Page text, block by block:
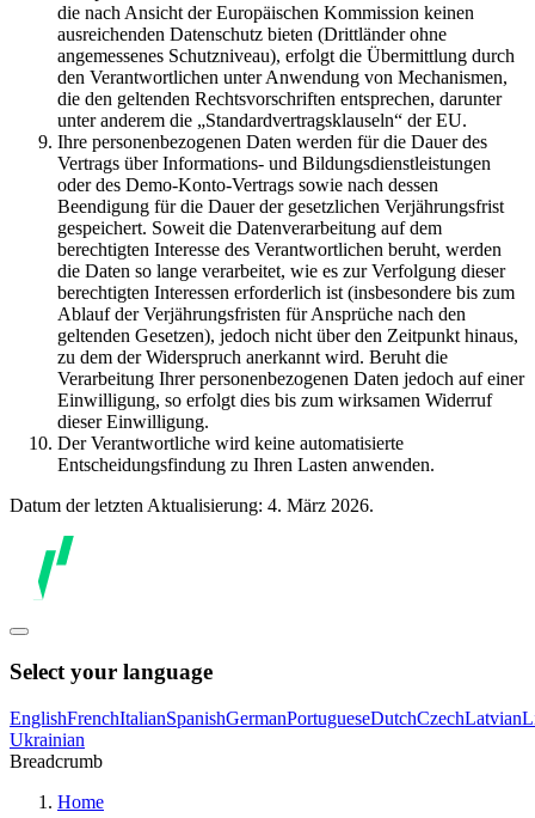
die nach Ansicht der Europäischen Kommission keinen
ausreichenden Datenschutz bieten (Drittländer ohne
angemessenes Schutzniveau), erfolgt die Übermittlung durch
den Verantwortlichen unter Anwendung von Mechanismen,
die den geltenden Rechtsvorschriften entsprechen, darunter
unter anderem die „Standardvertragsklauseln“ der EU.
Ihre personenbezogenen Daten werden für die Dauer des
Vertrags über Informations- und Bildungsdienstleistungen
oder des Demo-Konto-Vertrags sowie nach dessen
Beendigung für die Dauer der gesetzlichen Verjährungsfrist
gespeichert. Soweit die Datenverarbeitung auf dem
berechtigten Interesse des Verantwortlichen beruht, werden
die Daten so lange verarbeitet, wie es zur Verfolgung dieser
berechtigten Interessen erforderlich ist (insbesondere bis zum
Ablauf der Verjährungsfristen für Ansprüche nach den
geltenden Gesetzen), jedoch nicht über den Zeitpunkt hinaus,
zu dem der Widerspruch anerkannt wird. Beruht die
Verarbeitung Ihrer personenbezogenen Daten jedoch auf einer
Einwilligung, so erfolgt dies bis zum wirksamen Widerruf
dieser Einwilligung.
Der Verantwortliche wird keine automatisierte
Entscheidungsfindung zu Ihren Lasten anwenden.
Datum der letzten Aktualisierung: 4. März 2026.
Select your language
EnglishFrenchItalianSpanishGermanPortugueseDutchCzechLatvian
Ukrainian
Breadcrumb
Home